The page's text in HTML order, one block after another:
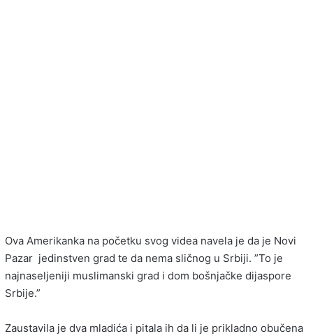
Ova Amerikanka na početku svog videa navela je da je Novi
Pazar jedinstven grad te da nema sličnog u Srbiji. ”To je
najnaseljeniji muslimanski grad i dom bošnjačke dijaspore
Srbije.”
Zaustavila je dva mladića i pitala ih da li je prikladno obučena